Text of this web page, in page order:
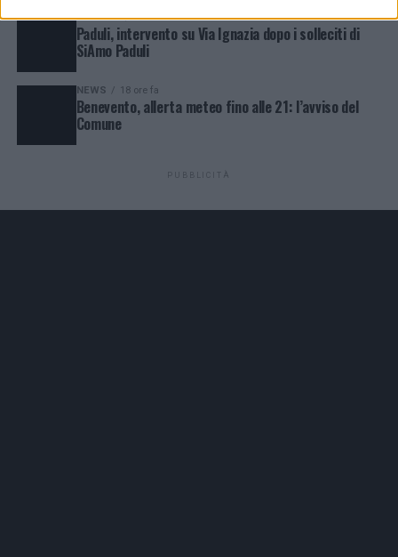
POLITICA 18 ore fa
Paduli, intervento su Via Ignazia dopo i solleciti di
SiAmo Paduli
NEWS 18 ore fa
Benevento, allerta meteo fino alle 21: l’avviso del
Comune
PUBBLICITÀ